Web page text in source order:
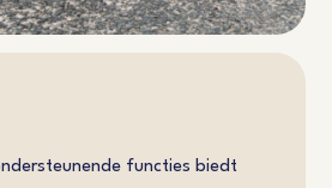
functies biedt